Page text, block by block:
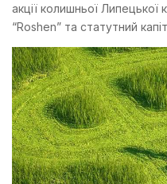
акції колишньої Липецької
“Roshen” та статутний